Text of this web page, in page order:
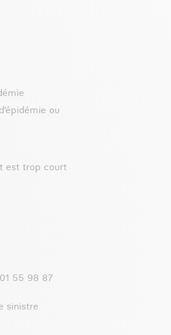
ou
est trop court
55 98 87
sinistre